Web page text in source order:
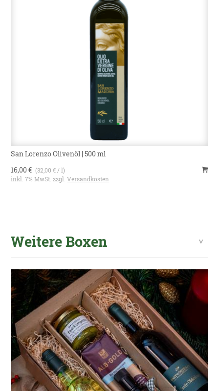
San Lorenzo Olivenöl | 500 ml
16,00 € (32,00 € / l)
inkl. 7% MwSt. zzgl.Versandkosten
Weitere Boxen